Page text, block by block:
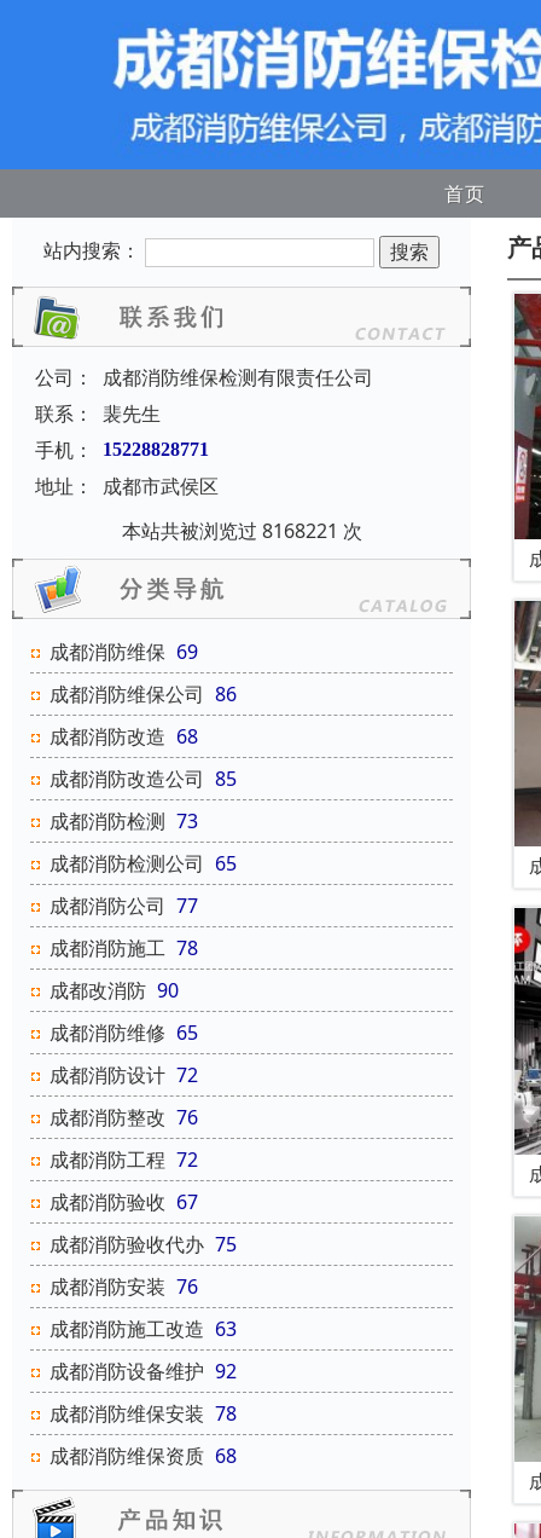
首页
站内搜索：
公司：
成都消防维保检测有限责任公司
联系：
裴先生
手机：
15228828771
地址：
成都市武侯区
本站共被浏览过 8168221 次
成都消防维保 69
成都消防维保公司 86
成都消防改造 68
成都消防改造公司 85
成都消防检测 73
成都消防检测公司 65
成都消防公司 77
成都消防施工 78
成都改消防 90
成都消防维修 65
成都消防设计 72
成都消防整改 76
成都消防工程 72
成都消防验收 67
成都消防验收代办 75
成都消防安装 76
成都消防施工改造 63
成都消防设备维护 92
成都消防维保安装 78
成都消防维保资质 68
产